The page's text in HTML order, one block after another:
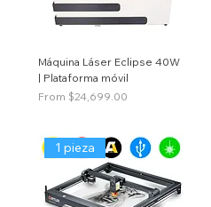
Máquina Láser Eclipse 40W
| Plataforma móvil
Price
From $24,699.00
1 pieza